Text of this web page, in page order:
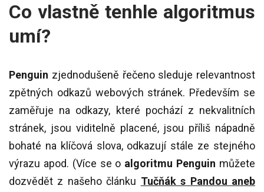
Co vlastně tenhle algoritmus
umí?
Penguin zjednodušeně řečeno sleduje relevantnost
zpětných odkazů webových stránek. Především se
zaměřuje na odkazy, které pochází z nekvalitních
stránek, jsou viditelně placené, jsou příliš nápadně
bohaté na klíčová slova, odkazují stále ze stejného
výrazu apod. (Více se o algoritmu Penguin můžete
dozvědět z našeho článku Tučňák s Pandou aneb